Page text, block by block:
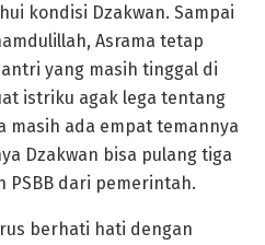
kondisi Dzakwan. Sampai
Asrama tetap
yang masih tinggal di
istriku agak lega tentang
masih ada empat temannya
Dzakwan bisa pulang tiga
PSBB dari pemerintah.
berhati hati dengan